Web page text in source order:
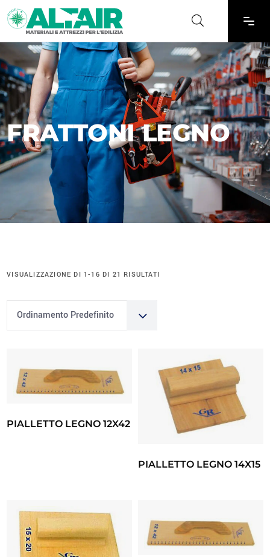
FRATTONI LEGNO
VISUALIZZAZIONE DI 1-16 DI 21 RISULTATI
Ordinamento Predefinito
PIALLETTO LEGNO 12X42
PIALLETTO LEGNO 14X15